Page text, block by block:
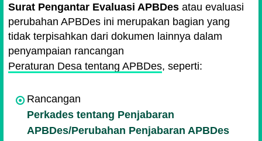
Surat Pengantar Evaluasi APBDes atau evaluasi
perubahan APBDes ini merupakan bagian yang
tidak terpisahkan dari dokumen lainnya dalam
penyampaian rancangan
Peraturan Desa tentang APBDes, seperti:
Rancangan
Perkades tentang Penjabaran
APBDes/Perubahan Penjabaran APBDes